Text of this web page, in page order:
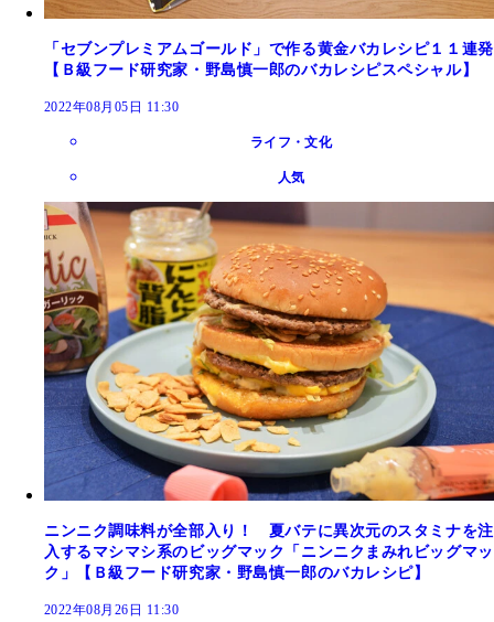
「セブンプレミアムゴールド」で作る黄金バカレシピ１１連発
【Ｂ級フード研究家・野島慎一郎のバカレシピスペシャル】
2022年08月05日 11:30
ライフ・文化
人気
ニンニク調味料が全部入り！ 夏バテに異次元のスタミナを注
入するマシマシ系のビッグマック「ニンニクまみれビッグマッ
ク」【Ｂ級フード研究家・野島慎一郎のバカレシピ】
2022年08月26日 11:30